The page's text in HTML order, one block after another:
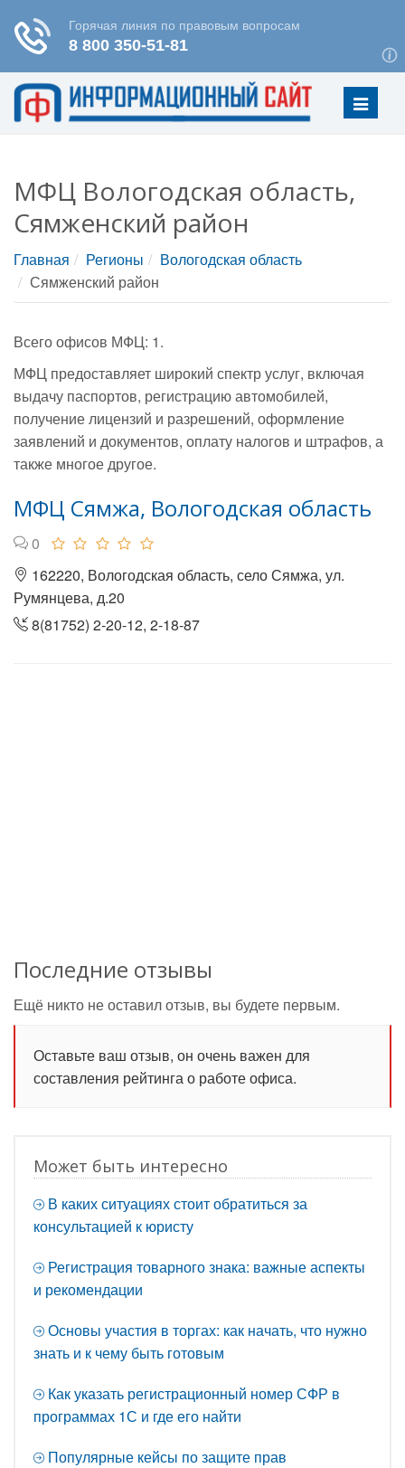
Меню
МФЦ Вологодская область,
Сямженский район
Главная Регионы
Вологодская область
Сямженский район
Всего офисов МФЦ: 1.
МФЦ предоставляет широкий спектр услуг, включая
выдачу паспортов, регистрацию автомобилей,
получение лицензий и разрешений, оформление
заявлений и документов, оплату налогов и штрафов, а
также многое другое.
МФЦ Сямжа, Вологодская область
0
162220, Вологодская область, село Сямжа, ул.
Румянцева, д.20
8(81752) 2-20-12, 2-18-87
Последние отзывы
Ещё никто не оставил отзыв, вы будете первым.
Оставьте ваш отзыв, он очень важен для
составления рейтинга о работе офиса.
Может быть интересно
В каких ситуациях стоит обратиться за
консультацией к юристу
Регистрация товарного знака: важные аспекты
и рекомендации
Основы участия в торгах: как начать, что нужно
знать и к чему быть готовым
Как указать регистрационный номер СФР в
программах 1С и где его найти
Популярные кейсы по защите прав